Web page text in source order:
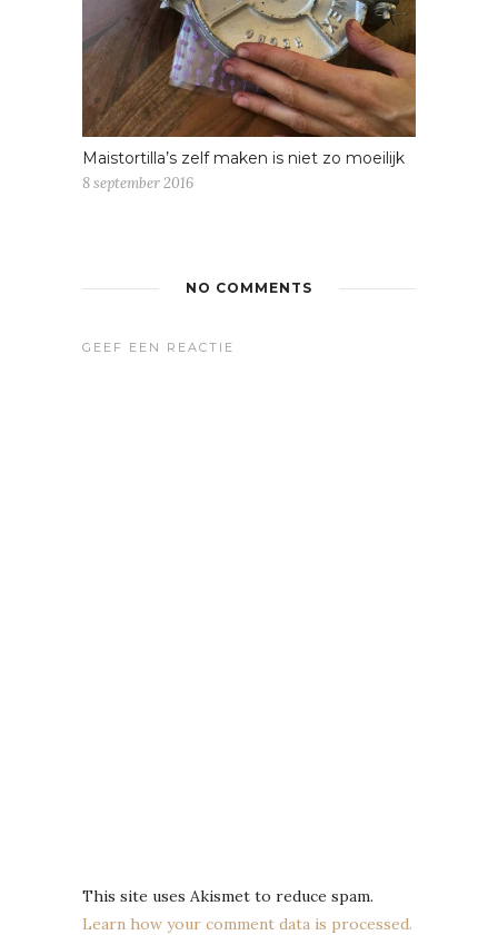
Maistortilla’s zelf maken is niet zo moeilijk
8 september 2016
NO COMMENTS
GEEF EEN REACTIE
This site uses Akismet to reduce spam.
Learn how your comment data is processed.